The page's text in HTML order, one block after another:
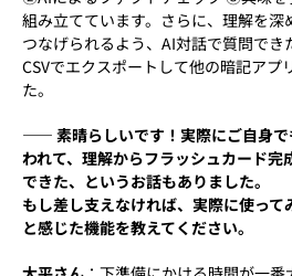
組み立てています。さらに、理解を
つなげられるよう、AI対話で質問でき
CSVでエクスポートして他の暗記アプ
た。
―― 素晴らしいです！実際にご自身で
われて、理解からフラッシュカード
できた、というお話もありました。
もし差し支えなければ、実際に使って
と感じた機能を教えてください。